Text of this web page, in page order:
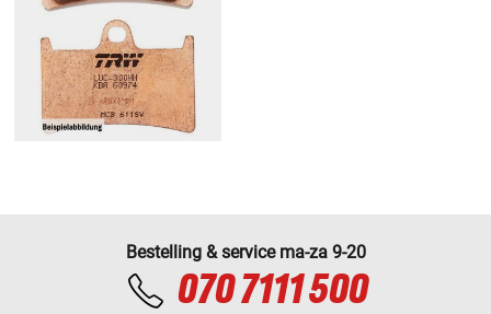
Bestelling & service ma-za 9-20
070 7111 500